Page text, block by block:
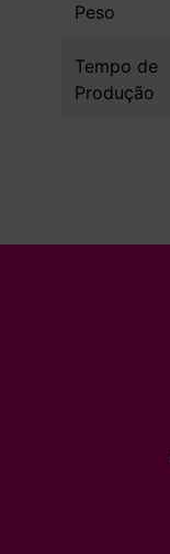
Peso
Tempo de
Produção